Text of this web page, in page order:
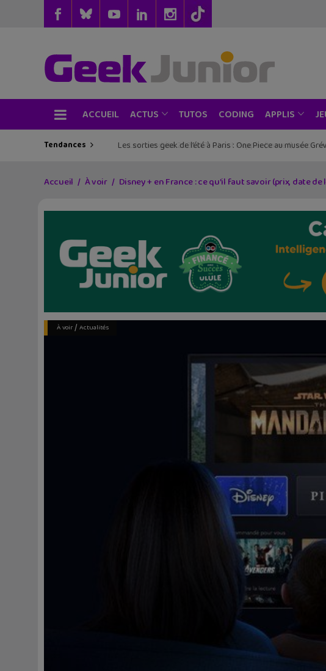
ACCUEIL ACTUS TUTOS CODING APPLIS
Tendances Les sorties geek de l’été à Paris : One Piece au musée
Accueil À voir Disney + en France : ce qu’il faut savoir (prix, date
À voir/ Actualités